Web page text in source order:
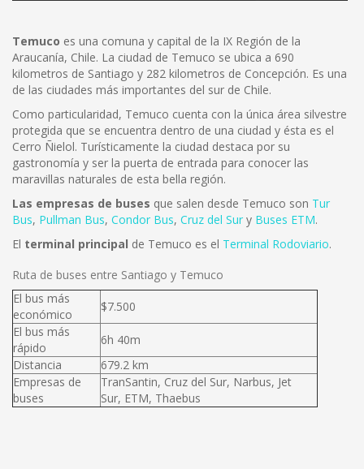
Temuco es una comuna y capital de la IX Región de la
Araucanía, Chile. La ciudad de Temuco se ubica a 690
kilometros de Santiago y 282 kilometros de Concepción. Es una
de las ciudades más importantes del sur de Chile.
Como particularidad, Temuco cuenta con la única área silvestre
protegida que se encuentra dentro de una ciudad y ésta es el
Cerro Ñielol. Turísticamente la ciudad destaca por su
gastronomía y ser la puerta de entrada para conocer las
maravillas naturales de esta bella región.
Las empresas de buses que salen desde Temuco son Tur
Bus, Pullman Bus, Condor Bus, Cruz del Sur y Buses ETM.
El terminal principal de Temuco es el Terminal Rodoviario.
Ruta de buses entre Santiago y Temuco
El bus más
económico
$7.500
El bus más
rápido
6h 40m
Distancia
679.2 km
Empresas de
buses
TranSantin, Cruz del Sur, Narbus, Jet
Sur, ETM, Thaebus